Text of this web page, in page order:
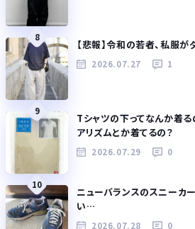
8
【悲報】令和の若者、私服が
2026.07.27 1
9
Tシャツの下ってなんか着
アリズムとか着てるの？
2026.07.29 0
10
ニューバランスのスニーカ
い…
2026.07.28 0